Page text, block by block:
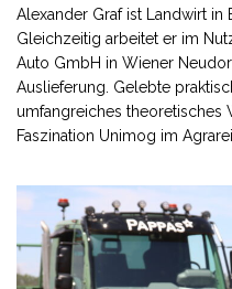
Alexander Graf ist Landwirt in
Gleichzeitig arbeitet er im
Auto GmbH in Wiener
Auslieferung. Gelebte
umfangreiches theoretisches
Faszination Unimog im